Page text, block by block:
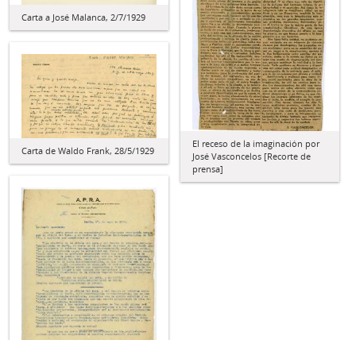
El receso de la imaginación por
José Vasconcelos [Recorte de
prensa]
Carta a José Malanca, 2/7/1929
Carta de Waldo Frank, 28/5/1929